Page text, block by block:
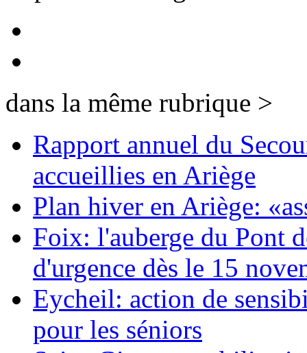
dans la même rubrique >
Rapport annuel du
accueillies en Ariège
Plan hiver en Ariège:
Foix: l'auberge du Pont
d'urgence dès le 15
Eycheil: action de
pour les séniors